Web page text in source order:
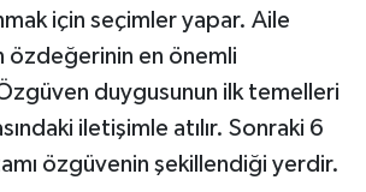
için seçimler yapar. Aile
özdeğerinin en önemli
duygusunun ilk temelleri
iletişimle atılır. Sonraki 6
özgüvenin şekillendiği yerdir.